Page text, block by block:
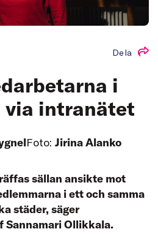
Dela
i
via intranätet
Foto: Jirina Alanko
sällan ansikte mot
i ett och samma
städer, säger
Sannamari Ollikkala.